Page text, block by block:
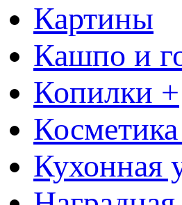
Картины
Кашпо и
Копилки +
Кухонная